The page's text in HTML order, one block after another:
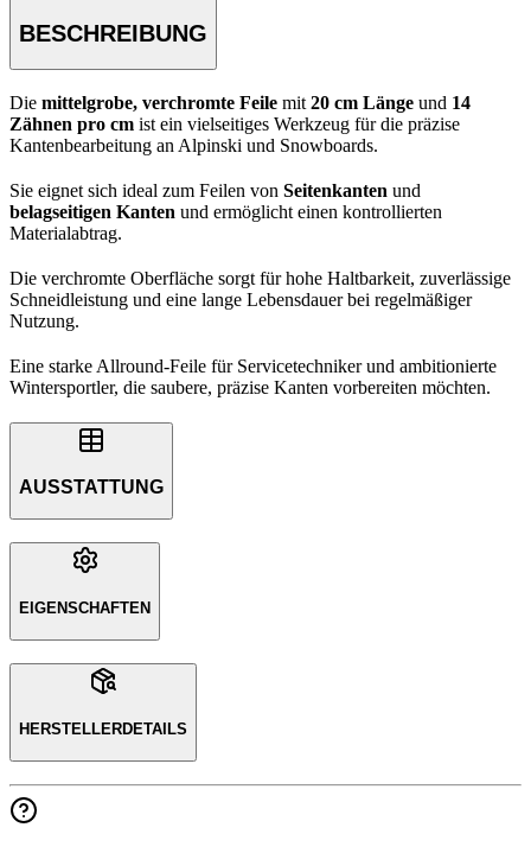
BESCHREIBUNG
Die mittelgrobe, verchromte Feile mit 20 cm Länge und 14
Zähnen pro cm ist ein vielseitiges Werkzeug für die präzise
Kantenbearbeitung an Alpinski und Snowboards.
Sie eignet sich ideal zum Feilen von Seitenkanten und
belagseitigen Kanten und ermöglicht einen kontrollierten
Materialabtrag.
Die verchromte Oberfläche sorgt für hohe Haltbarkeit, zuverlässige
Schneidleistung und eine lange Lebensdauer bei regelmäßiger
Nutzung.
Eine starke Allround-Feile für Servicetechniker und ambitionierte
Wintersportler, die saubere, präzise Kanten vorbereiten möchten.
AUSSTATTUNG
EIGENSCHAFTEN
HERSTELLERDETAILS